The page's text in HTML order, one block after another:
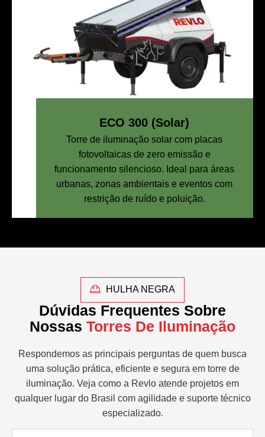
ECO 300 (Solar)
Torre de iluminação solar com placas
fotovoltaicas de zero emissão e
funcionamento silencioso. Ideal para áreas
urbanas, zonas ambientais e eventos com
restrição de ruído e poluição.
HULHA NEGRA
Dúvidas Frequentes Sobre
Nossas Torres De Iluminação
Respondemos as principais perguntas de quem busca
uma solução prática, eficiente e segura em torre de
iluminação. Veja como a Revlo atende projetos em
qualquer lugar do Brasil com agilidade e suporte técnico
especializado.